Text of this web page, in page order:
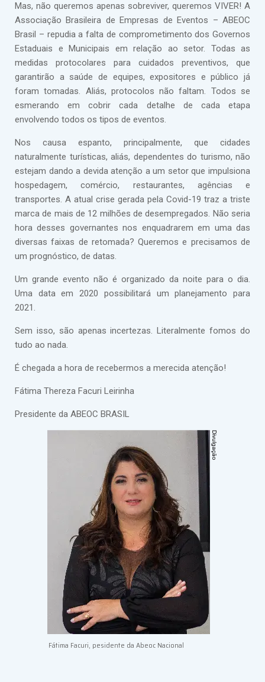
Mas, não queremos apenas sobreviver, queremos VIVER! A
Associação Brasileira de Empresas de Eventos – ABEOC
Brasil – repudia a falta de comprometimento dos Governos
Estaduais e Municipais em relação ao setor. Todas as
medidas protocolares para cuidados preventivos, que
garantirão a saúde de equipes, expositores e público já
foram tomadas. Aliás, protocolos não faltam. Todos se
esmerando em cobrir cada detalhe de cada etapa
envolvendo todos os tipos de eventos.
Nos causa espanto, principalmente, que cidades
naturalmente turísticas, aliás, dependentes do turismo, não
estejam dando a devida atenção a um setor que impulsiona
hospedagem, comércio, restaurantes, agências e
transportes. A atual crise gerada pela Covid-19 traz a triste
marca de mais de 12 milhões de desempregados. Não seria
hora desses governantes nos enquadrarem em uma das
diversas faixas de retomada? Queremos e precisamos de
um prognóstico, de datas.
Um grande evento não é organizado da noite para o dia.
Uma data em 2020 possibilitará um planejamento para
2021.
Sem isso, são apenas incertezas. Literalmente fomos do
tudo ao nada.
É chegada a hora de recebermos a merecida atenção!
Fátima Thereza Facuri Leirinha
Presidente da ABEOC BRASIL
Fátima Facuri, pesidente da Abeoc Nacional